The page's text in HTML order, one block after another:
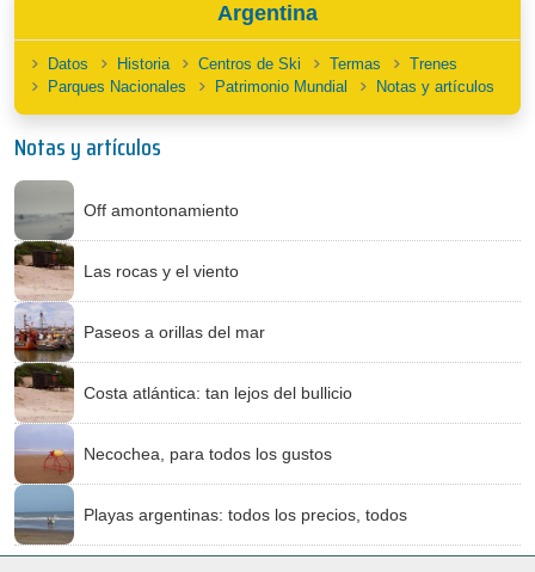
Argentina
Datos Historia Centros de Ski Termas
Trenes
Parques Nacionales
Patrimonio Mundial Notas y artículos
Notas y artículos
Off amontonamiento
Las rocas y el viento
Paseos a orillas del mar
Costa atlántica: tan lejos del bullicio
Necochea, para todos los gustos
Playas argentinas: todos los precios, todos